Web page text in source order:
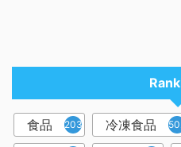
食品 2037 冷凍食品